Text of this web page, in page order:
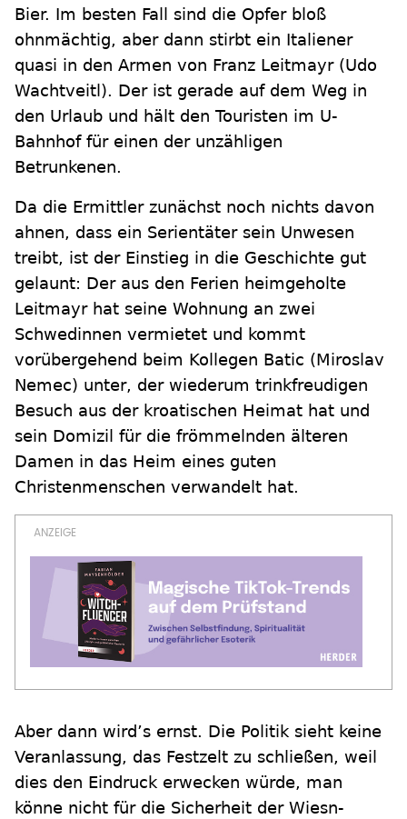
Bier. Im besten Fall sind die Opfer bloß
ohnmächtig, aber dann stirbt ein Italiener
quasi in den Armen von Franz Leitmayr (Udo
Wachtveitl). Der ist gerade auf dem Weg in
den Urlaub und hält den Touristen im U-
Bahnhof für einen der unzähligen
Betrunkenen.
Da die Ermittler zunächst noch nichts davon
ahnen, dass ein Serientäter sein Unwesen
treibt, ist der Einstieg in die Geschichte gut
gelaunt: Der aus den Ferien heimgeholte
Leitmayr hat seine Wohnung an zwei
Schwedinnen vermietet und kommt
vorübergehend beim Kollegen Batic (Miroslav
Nemec) unter, der wiederum trinkfreudigen
Besuch aus der kroatischen Heimat hat und
sein Domizil für die frömmelnden älteren
Damen in das Heim eines guten
Christenmenschen verwandelt hat.
Aber dann wird’s ernst. Die Politik sieht keine
Veranlassung, das Festzelt zu schließen, weil
dies den Eindruck erwecken würde, man
könne nicht für die Sicherheit der Wiesn-